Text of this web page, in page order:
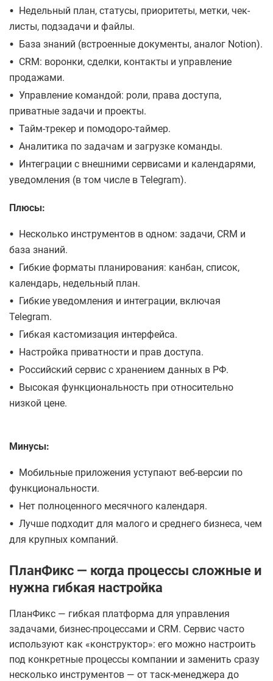
• Недельный план, статусы, приоритеты, метки, чек-
листы, подзадачи и файлы.
• База знаний (встроенные документы, аналог Notion).
• CRM: воронки, сделки, контакты и управление
продажами.
• Управление командой: роли, права доступа,
приватные задачи и проекты.
• Тайм-трекер и помодоро-таймер.
• Аналитика по задачам и загрузке команды.
• Интеграции с внешними сервисами и календарями,
уведомления (в том числе в Telegram).
Плюсы:
• Несколько инструментов в одном: задачи, CRM и
база знаний.
• Гибкие форматы планирования: канбан, список,
календарь, недельный план.
• Гибкие уведомления и интеграции, включая
Telegram.
• Гибкая кастомизация интерфейса.
• Настройка приватности и прав доступа.
• Российский сервис с хранением данных в РФ.
• Высокая функциональность при относительно
низкой цене.
Минусы:
• Мобильные приложения уступают веб-версии по
функциональности.
• Нет полноценного месячного календаря.
• Лучше подходит для малого и среднего бизнеса, чем
для крупных компаний.
ПланФикс — когда процессы сложные и
нужна гибкая настройка
ПланФикс — гибкая платформа для управления
задачами, бизнес-процессами и CRM. Сервис часто
используют как «конструктор»: его можно настроить
под конкретные процессы компании и заменить сразу
несколько инструментов — от таск-менеджера до